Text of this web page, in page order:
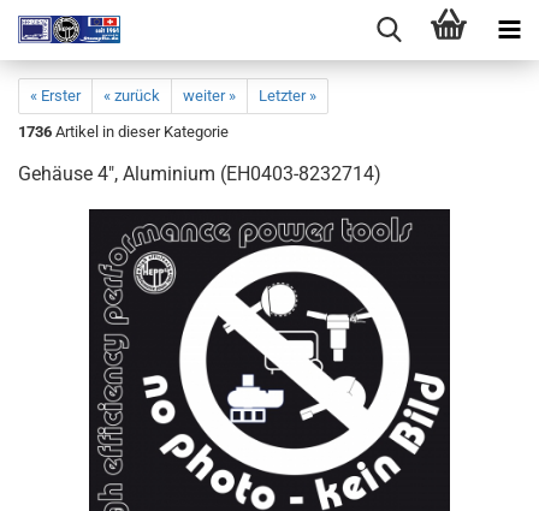
« Erster « zurück weiter »
Letzter »
1736 Artikel in dieser Kategorie
Gehäuse 4", Aluminium (EH0403-8232714)